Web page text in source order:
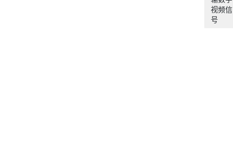
视频信
号